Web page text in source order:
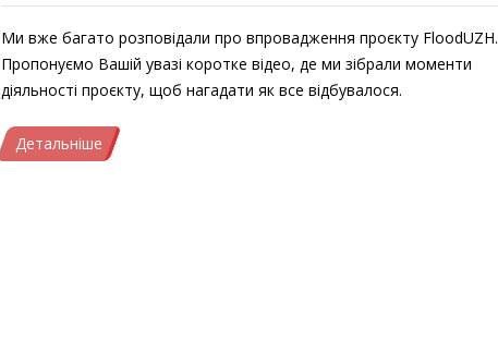
Ми вже багато розповідали про впровадження проєкту FloodUZH.
Пропонуємо Вашій увазі коротке відео, де ми зібрали моменти
діяльності проєкту, щоб нагадати як все відбувалося.
Детальніше